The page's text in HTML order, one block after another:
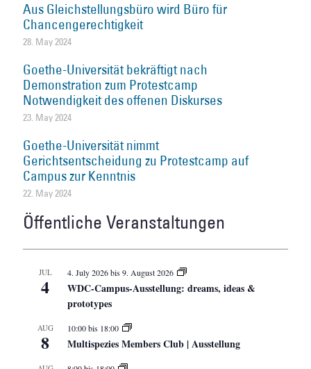
Aus Gleichstellungsbüro wird Büro für
Chancengerechtigkeit
28. May 2024
Goethe-Universität bekräftigt nach
Demonstration zum Protestcamp
Notwendigkeit des offenen Diskurses
23. May 2024
Goethe-Universität nimmt
Gerichtsentscheidung zu Protestcamp auf
Campus zur Kenntnis
22. May 2024
Öffentliche Veranstaltungen
JUL
4
4. July 2026bis9. August 2026
WDC-Campus-Ausstellung: dreams, ideas &
prototypes
AUG
8
10:00bis 18:00
Multispezies Members Club | Ausstellung